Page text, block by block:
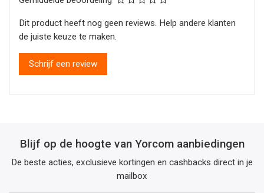
Dit product heeft nog geen reviews. Help andere klanten
de juiste keuze te maken.
Schrijf een review
Blijf op de hoogte van Yorcom aanbiedingen
De beste acties, exclusieve kortingen en cashbacks direct in je
mailbox